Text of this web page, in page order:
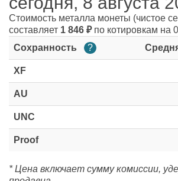
Стоимость металла монеты (чистое
составляет 1 846 ₽по котировкам на
Сохранность
?
XF
AU
UNC
Proof
* Цена включает сумму комиссии,